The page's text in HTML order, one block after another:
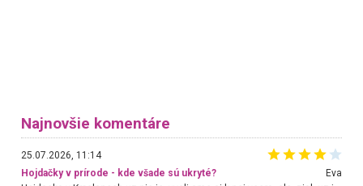
Najnovšie komentáre
25.07.2026, 11:14
Hojdačky v prírode - kde všade sú ukryté?
Eva